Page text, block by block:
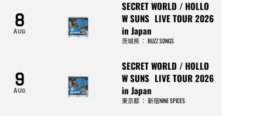
8
Aug
SECRET WORLD / HOLLO
W SUNS LIVE TOUR 2026
in Japan
茨城県： BUZZ SONGS
9
Aug
SECRET WORLD / HOLLO
W SUNS LIVE TOUR 2026
in Japan
東京都： 新宿NINE SPICES